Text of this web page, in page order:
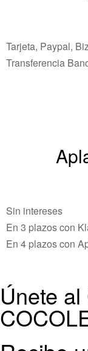
Tarjeta, Paypal,
Transferencia
Sin intereses
En 3 plazos con
En 4 plazos con
Únete